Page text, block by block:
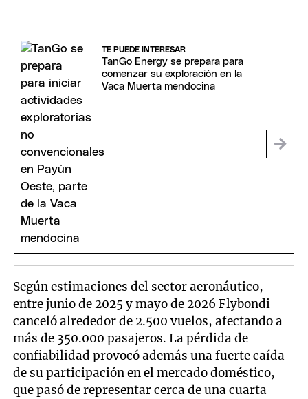
TE PUEDE INTERESAR
TanGo Energy se prepara para
comenzar su exploración en la
Vaca Muerta mendocina
Según estimaciones del sector aeronáutico,
entre junio de 2025 y mayo de 2026 Flybondi
canceló alrededor de 2.500 vuelos, afectando a
más de 350.000 pasajeros. La pérdida de
confiabilidad provocó además una fuerte caída
de su participación en el mercado doméstico,
que pasó de representar cerca de una cuarta